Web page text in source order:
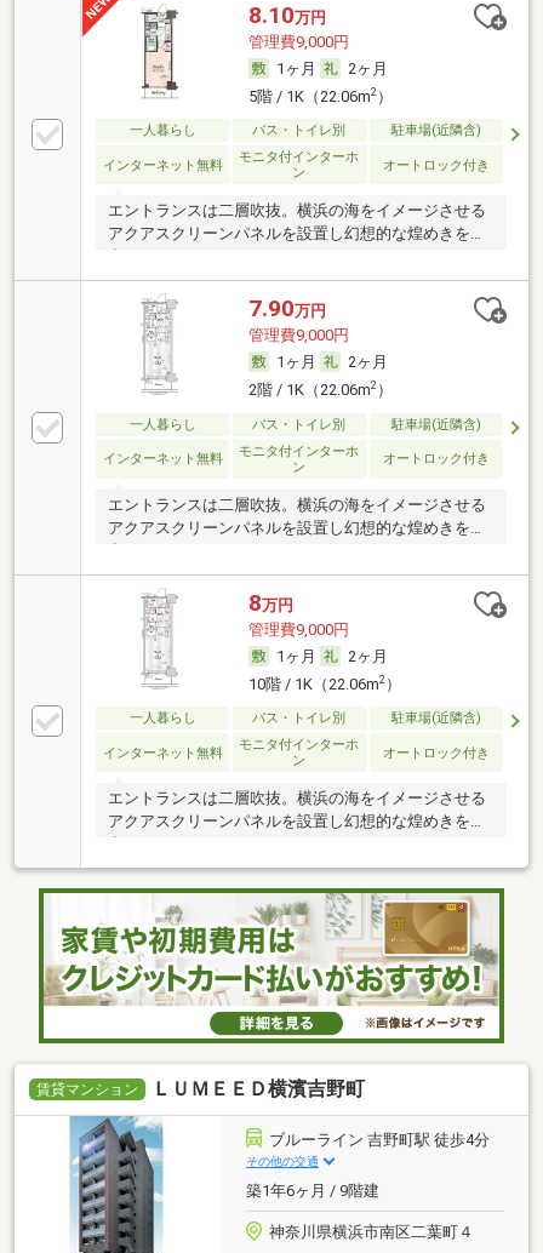
8.10万円
管理費9,000円
1ヶ月
2ヶ月
5階 / 1K（22.06m2）
一人暮らし バス・トイレ別 駐車場(近隣含)
インターネット無料
モニタ付インターホ
ン
オートロック付き
エントランスは二層吹抜。横浜の海をイメージさせる
アクアスクリーンパネルを設置し幻想的な煌めきを演
7.90万円
管理費9,000円
1ヶ月
2ヶ月
2階 / 1K（22.06m2）
一人暮らし バス・トイレ別 駐車場(近隣含)
インターネット無料
モニタ付インターホ
ン
オートロック付き
エントランスは二層吹抜。横浜の海をイメージさせる
アクアスクリーンパネルを設置し幻想的な煌めきを演
8万円
管理費9,000円
1ヶ月
2ヶ月
10階 / 1K（22.06m2）
一人暮らし バス・トイレ別 駐車場(近隣含)
インターネット無料
モニタ付インターホ
ン
オートロック付き
エントランスは二層吹抜。横浜の海をイメージさせる
アクアスクリーンパネルを設置し幻想的な煌めきを演
賃貸マンション ＬＵＭＥＥＤ横濱吉野町
ブルーライン 吉野町駅 徒歩4分
その他の交通
築1年6ヶ月 / 9階建
神奈川県横浜市南区二葉町４